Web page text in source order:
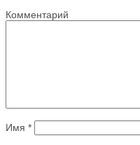
Комментарий
Имя *